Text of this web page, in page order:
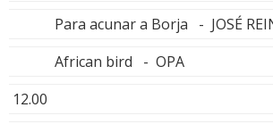
Para acunar a Borja - JOSÉ
African bird - OPA
12.00